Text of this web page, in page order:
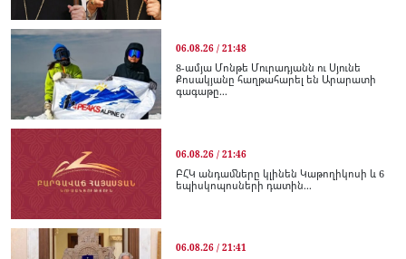
06.08.26 / 21:48
8-ամյա Մոնթե Մուրադյանն ու Սյունե
Քոսակյանը հաղթահարել են Արարատի
գագաթը...
06.08.26 / 21:46
ԲՀԿ անդամները կլինեն Կաթողիկոսի և 6
եպիսկոպոսների դատին...
06.08.26 / 21:41